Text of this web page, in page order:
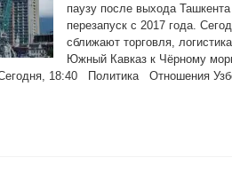
паузу после выхода
перезапуск с 2017 года.
сближают торговля,
Южный Кавказ к Чёрному
18:40 Политика Отношения